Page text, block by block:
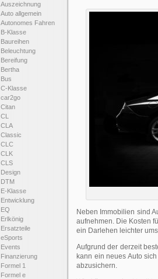
Auszeichnung
Auto allgemein
Autonomes Fahren
B-Klasse
Baureihen
Beleuchtung
Bereifung
Bertha
Bus
C-Klasse
car2go
Citan
CL
CLA
Classic
CLC
CLK
CLS
Design
DTM
E-Klasse
Entwicklung
EQ
Erlkönig
Ersatzteile
eSports
Events
Finanzierung
Formel 1
Formel e
Neben Immobilien sind
aufnehmen. Die Kosten
ein Darlehen leichter
Aufgrund der derzeit
kann ein neues Auto
abzusichern.